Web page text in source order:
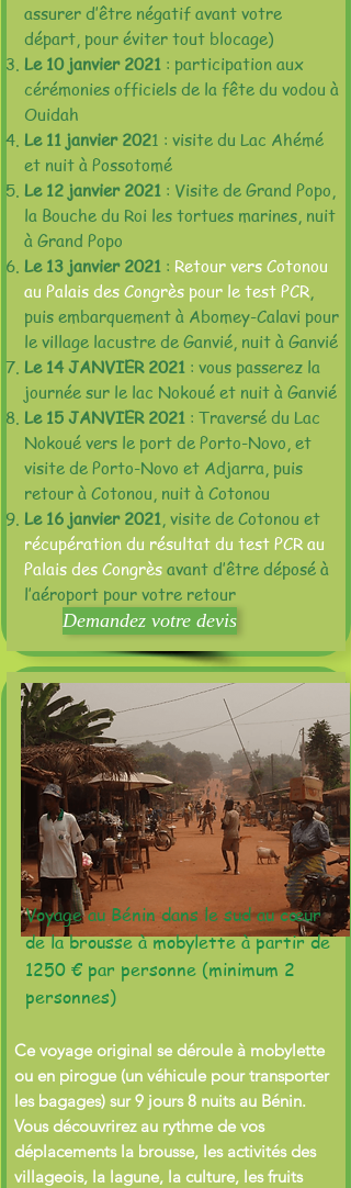
assurer d’être négatif avant votre
départ, pour éviter tout blocage)
Le 10 janvier 2021: participation aux
cérémonies officiels de la fête du vodou à
Ouidah
Le 11 janvier 2021 : visite du Lac Ahémé
et nuit à Possotomé
Le 12 janvier 2021: Visite de Grand Popo,
la Bouche du Roi les tortues marines, nuit
à Grand Popo
Le 13 janvier 2021: Retour vers Cotonou
au Palais des Congrès pour le test PCR,
puis embarquement à Abomey-Calavi pour
le village lacustre de Ganvié, nuit à Ganvié
Le 14 JANVIER 2021: vous passerez la
journée sur le lac Nokoué et nuit à Ganvié
Le 15 JANVIER 2021: Traversé du Lac
Nokoué vers le port de Porto-Novo, et
visite de Porto-Novo et Adjarra, puis
retour à Cotonou, nuit à Cotonou
Le 16 janvier 2021, visite de Cotonou et
récupération du résultat du test PCR au
Palais des Congrèsavant d’être déposé à
l’aéroport pour votre retour
Demandez votre devis
Voyage au Bénin dans le sud au cœur
de la brousse à mobylette à partir de
1250 € par personne (minimum 2
personnes)
Ce voyage original se déroule à mobylette
ou en pirogue (un véhicule pour transporter
les bagages) sur 9 jours 8 nuits au Bénin.
Vous découvrirez au rythme de vos
déplacements la brousse, les activités des
villageois, la lagune, la culture, les fruits